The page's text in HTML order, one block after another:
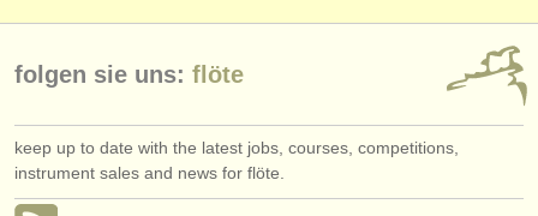
folgen sie uns: flöte
keep up to date with the latest jobs, courses, competitions,
instrument sales and news for flöte.